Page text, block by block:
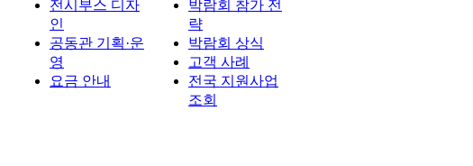
전시부스 디자
인
공동관 기획·운
영
요금 안내
박람회 참가 전
략
박람회 상식
고객 사례
전국 지원사업
조회